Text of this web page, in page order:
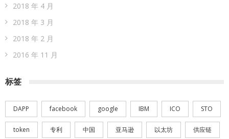
2018 年 4 月
2018 年 3 月
2018 年 2 月
2016 年 11 月
标签
DAPP facebook google IBM ICO STO
token 专利 中国 亚马逊 以太坊 供应链